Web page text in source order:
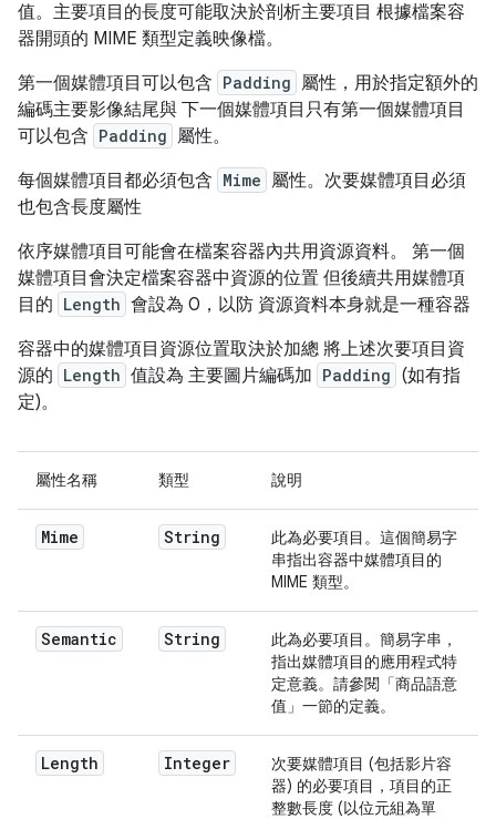
值。主要項目的長度可能取決於剖析主要項目 根據檔案容
器開頭的 MIME 類型定義映像檔。
第一個媒體項目可以包含 Padding 屬性，用於指定額外的
編碼主要影像結尾與 下一個媒體項目只有第一個媒體項目
可以包含 Padding 屬性。
每個媒體項目都必須包含 Mime 屬性。次要媒體項目必須
也包含長度屬性
依序媒體項目可能會在檔案容器內共用資源資料。 第一個
媒體項目會決定檔案容器中資源的位置 但後續共用媒體項
目的 Length 會設為 0，以防 資源資料本身就是一種容器
容器中的媒體項目資源位置取決於加總 將上述次要項目資
源的 Length 值設為 主要圖片編碼加 Padding (如有指
定)。
屬性名稱 類型 說明
Mime String
此為必要項目。這個簡易字
串指出容器中媒體項目的
MIME 類型。
Semantic String
此為必要項目。簡易字串，
指出媒體項目的應用程式特
定意義。請參閱「商品語意
值」一節的定義。
Length Integer
次要媒體項目 (包括影片容
器) 的必要項目，項目的正
整數長度 (以位元組為單